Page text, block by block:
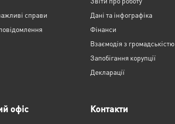
справи
Дані та інфографіка
Фінанси
Взаємодія з громадськістю
Запобігання корупції
Декларації
офіс Контакти